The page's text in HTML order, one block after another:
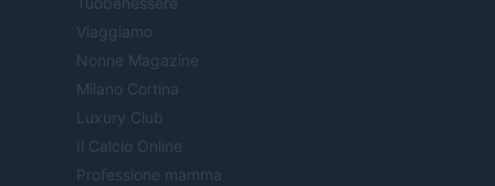
Viaggiamo
Nonne Magazine
Milano Cortina
Luxury Club
Il Calcio Online
Professione mamma